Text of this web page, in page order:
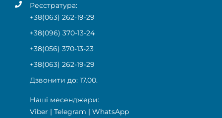
Реєстратура:
+38(063) 262-19-29
+38(096) 370-13-24
+38(056) 370-13-23
+38(063) 262-19-29
Дзвонити до: 17.00.
Наші месенджери:
Viber | Telegram | WhatsApp